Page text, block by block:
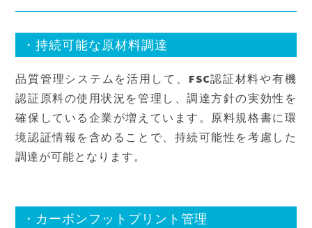
・持続可能な原材料調達
品質管理システムを活用して、FSC認証材料や有機
認証原料の使用状況を管理し、調達方針の実効性を
確保している企業が増えています。原料規格書に環
境認証情報を含めることで、持続可能性を考慮した
調達が可能となります。
・カーボンフットプリント管理